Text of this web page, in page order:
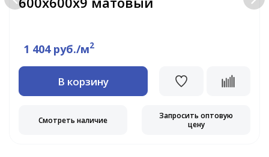
1 404 руб./м2
В корзину
Смотреть наличие
Запросить оптовую
цену